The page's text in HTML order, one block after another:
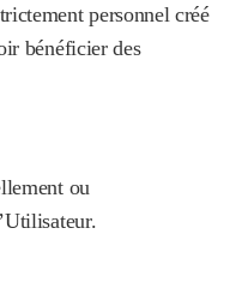
personnel créé
bénéficier des
ou